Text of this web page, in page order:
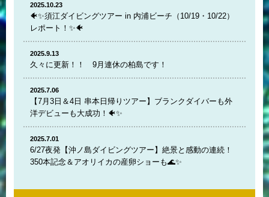
2025.10.23
🐠✨須江ダイビングツアー in 内浦ビーチ（10/19・10/22）
レポート！✨🐠
2025.9.13
久々に更新！！ 9月連休の柏島です！
2025.7.06
【7月3日＆4日 串本日帰りツアー】ブランクダイバーも外
洋デビューも大成功！🐠✨
2025.7.01
6/27夜発【沖ノ島ダイビングツアー】絶景と感動の連続！
350本記念＆アオリイカの産卵ショーも🌊✨